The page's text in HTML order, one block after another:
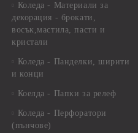
Коледа - Материали за
декорация - брокати,
восък,мастила, пасти и
кристали
Коледа - Панделки, ширити
и конци
Коелда - Папки за релеф
Коледа - Перфоратори
(пънчове)